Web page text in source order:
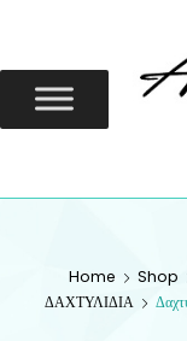
Home Shop
ΔΑΧΤΥΛΙΔΙΑ